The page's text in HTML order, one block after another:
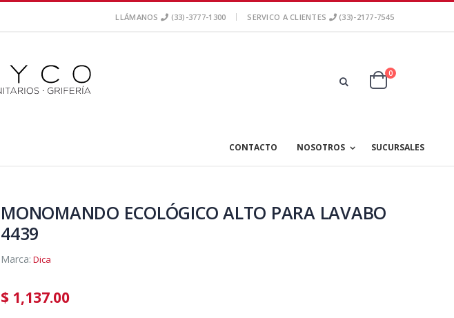
LLÁMANOS (33)-3777-1300 SERVICO A CLIENTES (33)-2177-7545
0
SUCURSALES
NOSOTROS
CONTACTO
MONOMANDO ECOLÓGICO ALTO PARA LAVABO
4439
Marca: Dica
$ 1,137.00